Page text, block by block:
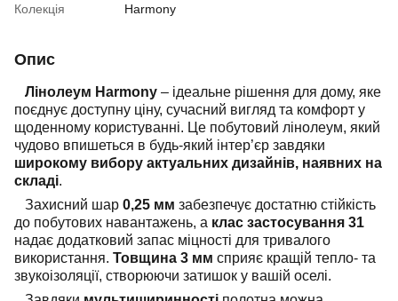
Колекція Harmony
Опис
Лінолеум Harmony – ідеальне рішення для дому, яке
поєднує доступну ціну, сучасний вигляд та комфорт у
щоденному користуванні. Це побутовий лінолеум, який
чудово впишеться в будь-який інтер’єр завдяки
широкому вибору актуальних дизайнів, наявних на
складі.
Захисний шар 0,25 мм забезпечує достатню стійкість
до побутових навантажень, а клас застосування 31
надає додатковий запас міцності для тривалого
використання. Товщина 3 мм сприяє кращій тепло- та
звукоізоляції, створюючи затишок у вашій оселі.